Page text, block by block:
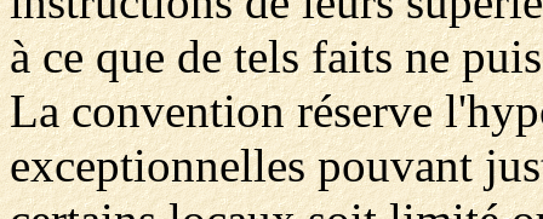
à ce que de tels faits ne
La convention réserve
exceptionnelles pouvant